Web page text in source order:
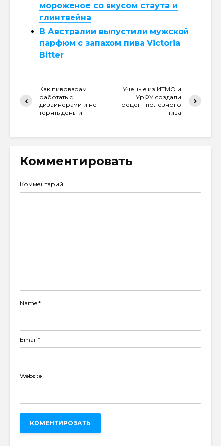
мороженое со вкусом стаута и
глинтвейна
В Австралии выпустили мужской
парфюм с запахом пива Victoria
Bitter
Как пивоварам
работать с
дизайнерами и не
терять деньги
Ученые из ИТМО и
УрФУ создали
рецепт полезного
пива
Комментировать
Комментарий
Name *
Email *
Website